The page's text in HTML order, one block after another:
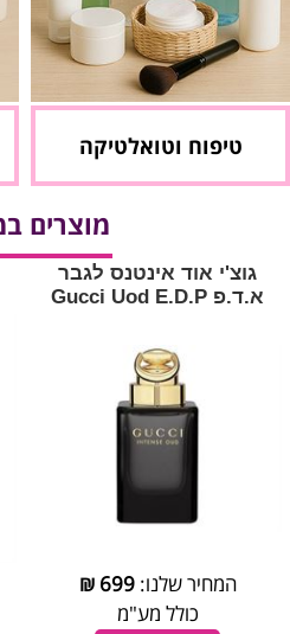
טיפוח וטואלטיקה
מוצרים
גוצ'י אוד אינטנס לגבר
א.ד.פ Gucci Uod E.D.P
המחיר שלנו:699
₪
כולל מע"מ